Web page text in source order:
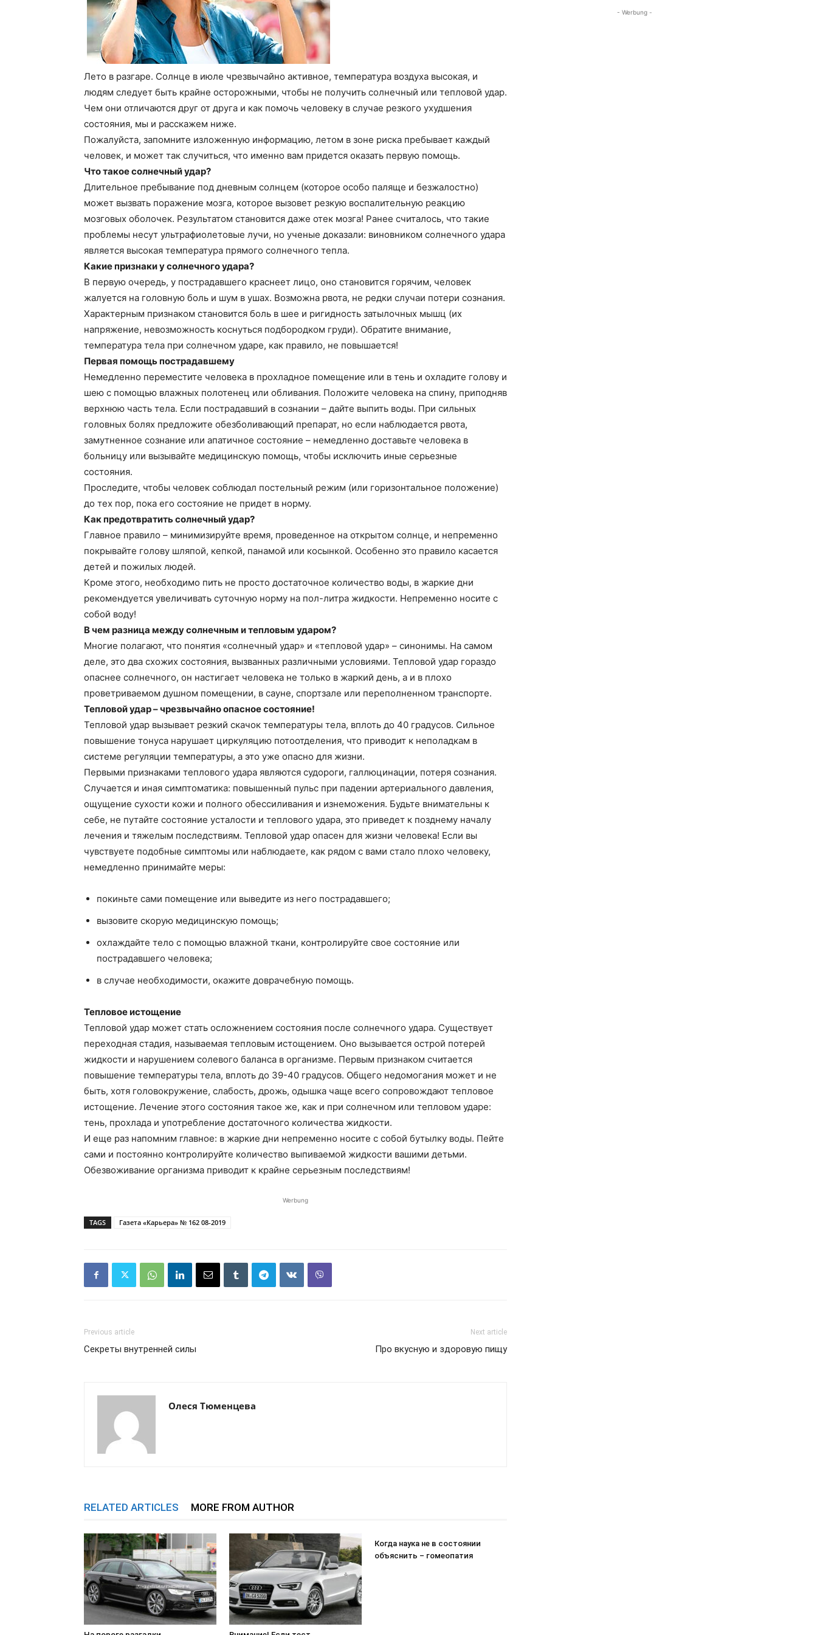
Лето в разгаре. Солнце в июле чрезвычайно активное, температура воздуха высокая, и
людям следует быть крайне осторожными, чтобы не получить солнечный или тепловой удар.
Чем они отличаются друг от друга и как помочь человеку в случае резкого ухудшения
состояния, мы и расскажем ниже.
Пожалуйста, запомните изложенную информацию, летом в зоне риска пребывает каждый
человек, и может так случиться, что именно вам придется оказать первую помощь.
Что такое солнечный удар?
Длительное пребывание под дневным солнцем (которое особо паляще и безжалостно)
может вызвать поражение мозга, которое вызовет резкую воспалительную реакцию
мозговых оболочек. Результатом становится даже отек мозга! Ранее считалось, что такие
проблемы несут ультрафиолетовые лучи, но ученые доказали: виновником солнечного удара
является высокая температура прямого солнечного тепла.
Какие признаки у солнечного удара?
В первую очередь, у пострадавшего краснеет лицо, оно становится горячим, человек
жалуется на головную боль и шум в ушах. Возможна рвота, не редки случаи потери сознания.
Характерным признаком становится боль в шее и ригидность затылочных мышц (их
напряжение, невозможность коснуться подбородком груди). Обратите внимание,
температура тела при солнечном ударе, как правило, не повышается!
Первая помощь пострадавшему
Немедленно переместите человека в прохладное помещение или в тень и охладите голову и
шею с помощью влажных полотенец или обливания. Положите человека на спину, приподняв
верхнюю часть тела. Если пострадавший в сознании – дайте выпить воды. При сильных
головных болях предложите обезболивающий препарат, но если наблюдается рвота,
замутненное сознание или апатичное состояние – немедленно доставьте человека в
больницу или вызывайте медицинскую помощь, чтобы исключить иные серьезные
состояния.
Проследите, чтобы человек соблюдал постельный режим (или горизонтальное положение)
до тех пор, пока его состояние не придет в норму.
Как предотвратить солнечный удар?
Главное правило – минимизируйте время, проведенное на открытом солнце, и непременно
покрывайте голову шляпой, кепкой, панамой или косынкой. Особенно это правило касается
детей и пожилых людей.
Кроме этого, необходимо пить не просто достаточное количество воды, в жаркие дни
рекомендуется увеличивать суточную норму на пол-литра жидкости. Непременно носите с
собой воду!
В чем разница между солнечным и тепловым ударом?
Многие полагают, что понятия «солнечный удар» и «тепловой удар» – синонимы. На самом
деле, это два схожих состояния, вызванных различными условиями. Тепловой удар гораздо
опаснее солнечного, он настигает человека не только в жаркий день, а и в плохо
проветриваемом душном помещении, в сауне, спортзале или переполненном транспорте.
Тепловой удар – чрезвычайно опасное состояние!
Тепловой удар вызывает резкий скачок температуры тела, вплоть до 40 градусов. Сильное
повышение тонуса нарушает циркуляцию потоотделения, что приводит к неполадкам в
системе регуляции температуры, а это уже опасно для жизни.
Первыми признаками теплового удара являются судороги, галлюцинации, потеря сознания.
Случается и иная симптоматика: повышенный пульс при падении артериального давления,
ощущение сухости кожи и полного обессиливания и изнеможения. Будьте внимательны к
себе, не путайте состояние усталости и теплового удара, это приведет к позднему началу
лечения и тяжелым последствиям. Тепловой удар опасен для жизни человека! Если вы
чувствуете подобные симптомы или наблюдаете, как рядом с вами стало плохо человеку,
немедленно принимайте меры:
покиньте сами помещение или выведите из него пострадавшего;
вызовите скорую медицинскую помощь;
охлаждайте тело с помощью влажной ткани, контролируйте свое состояние или
пострадавшего человека;
в случае необходимости, окажите доврачебную помощь.
Тепловое истощение
Тепловой удар может стать осложнением состояния после солнечного удара. Существует
переходная стадия, называемая тепловым истощением. Оно вызывается острой потерей
жидкости и нарушением солевого баланса в организме. Первым признаком считается
повышение температуры тела, вплоть до 39-40 градусов. Общего недомогания может и не
быть, хотя головокружение, слабость, дрожь, одышка чаще всего сопровождают тепловое
истощение. Лечение этого состояния такое же, как и при солнечном или тепловом ударе:
тень, прохлада и употребление достаточного количества жидкости.
И еще раз напомним главное: в жаркие дни непременно носите с собой бутылку воды. Пейте
сами и постоянно контролируйте количество выпиваемой жидкости вашими детьми.
Обезвоживание организма приводит к крайне серьезным последствиям!
Werbung
TAGS Газета «Карьера» № 162 08-2019
Previous article
Секреты внутренней силы
Next article
Про вкусную и здоровую пищу
Олеся Тюменцева
RELATED ARTICLES MORE FROM AUTHOR
Когда наука не в состоянии
объяснить – гомеопатия
- Werbung -